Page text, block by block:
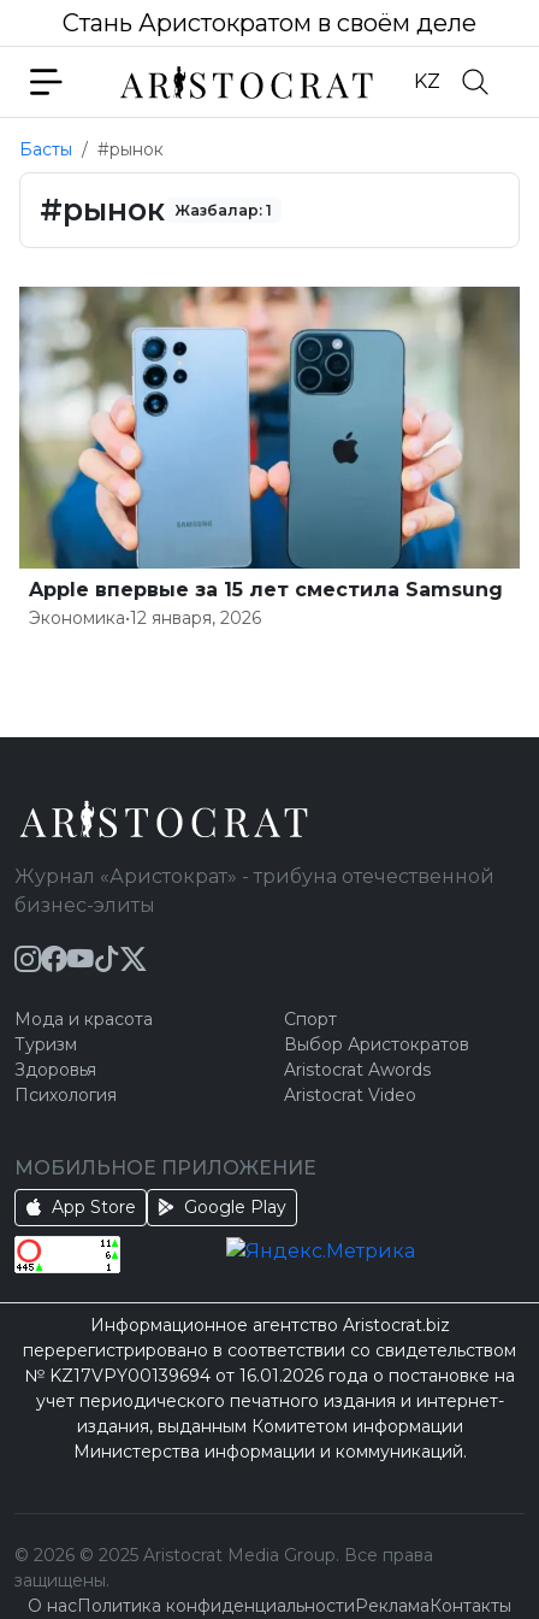
Стань Аристократом в своём деле
KZ
Басты #рынок
#рынок Жазбалар: 1
Apple впервые за 15 лет сместила Samsung
Экономика•12 января, 2026
Журнал «Аристократ» - трибуна отечественной
бизнес-элиты
Мода и красота
Туризм
Здоровья
Психология
Спорт
Выбор Аристократов
Aristocrat Awords
Aristocrat Video
МОБИЛЬНОЕ ПРИЛОЖЕНИЕ
App Store Google Play
Информационное агентство Aristocrat.biz
перерегистрировано в соответствии со свидетельством
№ KZ17VPY00139694 от 16.01.2026 года о постановке на
учет периодического печатного издания и интернет-
издания, выданным Комитетом информации
Министерства информации и коммуникаций.
© 2026 © 2025 Aristocrat Media Group. Все права
защищены.
О насПолитика конфиденциальностиРекламаКонтакты